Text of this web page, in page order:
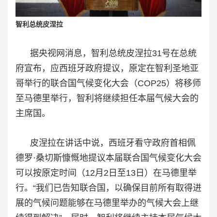
智利总统皮涅拉
据央视网消息，智利总统皮涅拉31号在总统
府宣布，应西班牙政府提议，原定在智利圣地亚
哥举行的联合国气候变化大会（COP25）将移师
至马德里举行，智利将继续担任本届气候大会的
主席国。
皮涅拉在讲话中说，西班牙看守政府首相佩
德罗·桑切斯慷慨地提议本届联合国气候变化大会
可以按原定时间（12月2日至13日）在马德里举
行。“我们已告知联合国，以确保目前所有取得进
展的气候问题能够在马德里举办的气候大会上继